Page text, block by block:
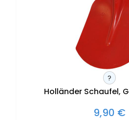
?
Holländer Schaufel,
9,90 €